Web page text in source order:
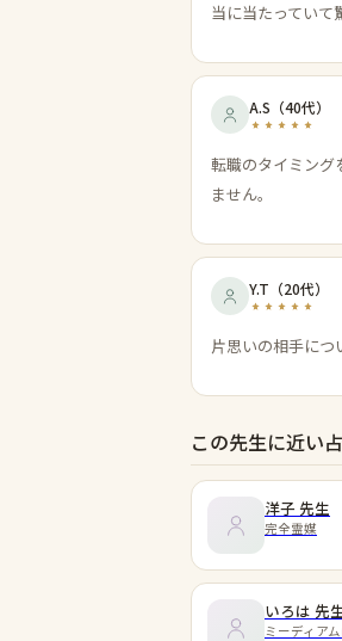
当に当たっていて
A.S （40代）
転職のタイミング
ません。
Y.T （20代）
片思いの相手につ
この先生に近い
洋子 先生
完全霊媒
いろは 先
ミーディア